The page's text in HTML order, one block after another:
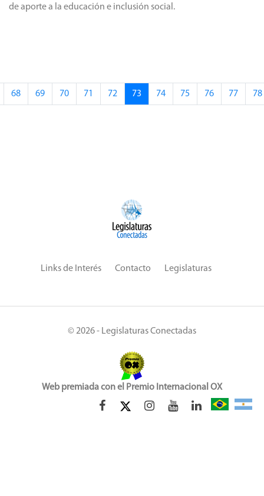
de aporte a la educación e inclusión social.
68 69 70 71 72 73 74 75 76 77 78
Links de Interés Contacto Legislaturas
© 2026 - Legislaturas Conectadas
Web premiada con el Premio Internacional OX